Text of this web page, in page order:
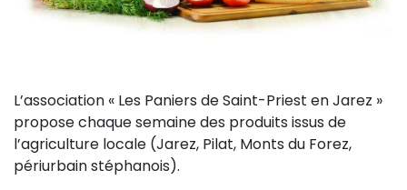
L’association « Les Paniers de Saint-Priest en Jarez »
propose chaque semaine des produits issus de
l’agriculture locale (Jarez, Pilat, Monts du Forez,
périurbain stéphanois).